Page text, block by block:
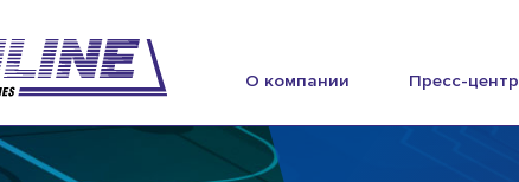
О компании Пресс-центр